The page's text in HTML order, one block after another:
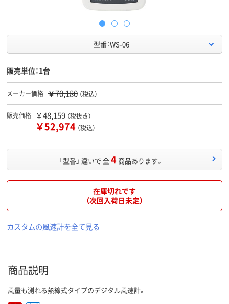
型番：WS-06
販売単位：1台
メーカー価格 ￥70,180 （税込）
販売価格 ￥48,159 （税抜き）
￥52,974 （税込）
「型番」 違いで 全4 商品あります。
在庫切れです
（次回入荷日未定）
カスタムの風速計を全て見る
商品説明
風量も測れる熱線式タイプのデジタル風速計。